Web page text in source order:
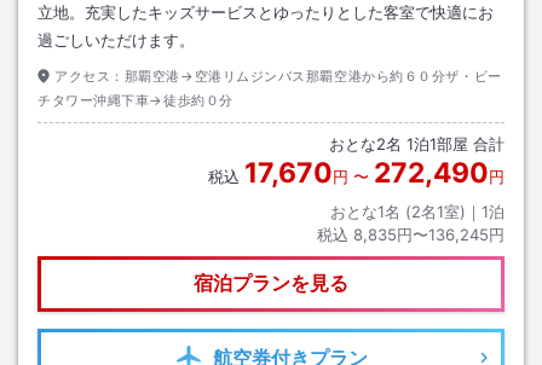
立地。充実したキッズサービスとゆったりとした客室で快適にお
過ごしいただけます。
アクセス： 那覇空港→空港リムジンバス那覇空港から約６０分ザ・ビー
チタワー沖縄下車→徒歩約０分
おとな2名 1泊1部屋 合計
税込 17,670円 〜 272,490円
おとな1名 (2名1室)｜ 1泊
税込 8,835円〜136,245円
宿泊プランを見る
航空券付きプラン